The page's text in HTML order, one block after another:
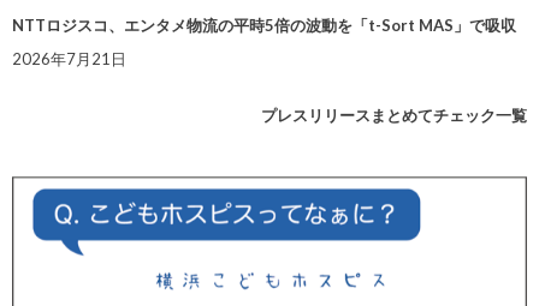
NTTロジスコ、エンタメ物流の平時5倍の波動を「t-Sort MAS」で吸収
2026年7月21日
プレスリリースまとめてチェック一覧